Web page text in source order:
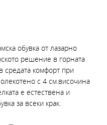
обувка от лазарно
решение в горната
средата комфорт при
с 4 см.височина
е естествена и
за всеки крак.